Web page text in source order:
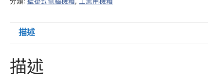
描述
描述